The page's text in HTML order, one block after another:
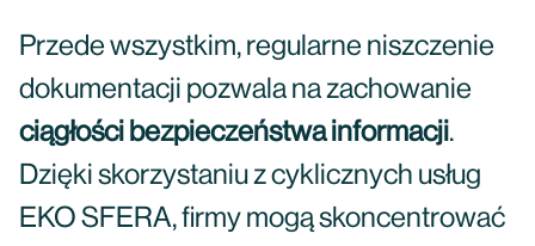
Przede wszystkim, regularne niszczenie
dokumentacji pozwala na zachowanie
ciągłości bezpieczeństwa informacji.
Dzięki skorzystaniu z cyklicznych usług
EKO SFERA, firmy mogą skoncentrować